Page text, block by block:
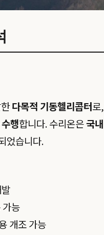
다목적 기동헬리콥터로
행합니다. 수리온은국
었습니다.
가능
개조 가능